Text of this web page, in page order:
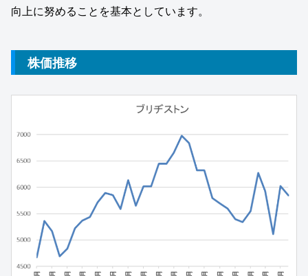
向上に努めることを基本としています。
株価推移